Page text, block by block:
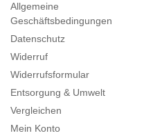
Allgemeine
Geschäftsbedingungen
Datenschutz
Widerruf
Widerrufsformular
Entsorgung & Umwelt
Vergleichen
Mein Konto